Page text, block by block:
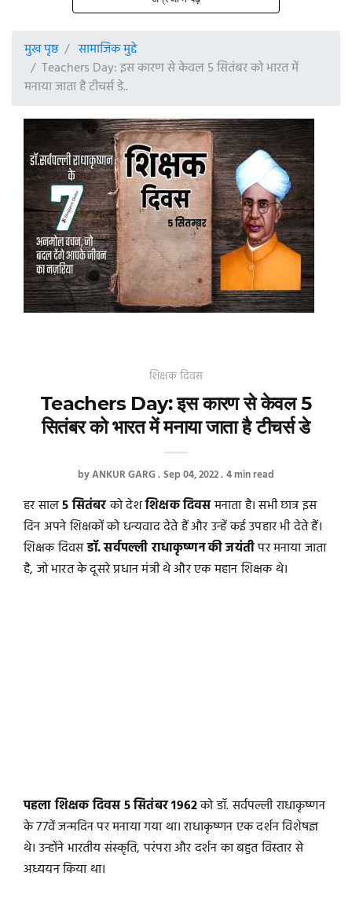
मुख पृष्ठ
सामाजिक मुद्दे
Teachers Day: इस कारण से केवल 5 सितंबर को भारत में
मनाया जाता है टीचर्स डे..
शिक्षक दिवस
Teachers Day: इस कारण से केवल 5
सितंबर को भारत में मनाया जाता है टीचर्स डे
byANKUR GARG Sep 04, 2022 4 min read
हर साल5 सितंबरको देशशिक्षक दिवसमनाता है। सभी छात्र इस
दिन अपने शिक्षकों को धन्यवाद देते हैं और उन्हें कई उपहार भी देते हैं।
शिक्षक दिवसडॉ. सर्वपल्ली राधाकृष्णन की जयंतीपर मनाया जाता
है, जो भारत के दूसरे प्रधान मंत्री थे और एक महान शिक्षक थे।
पहला शिक्षक दिवस 5 सितंबर 1962को डॉ. सर्वपल्ली राधाकृष्णन
के 77वें जन्मदिन पर मनाया गया था। राधाकृष्णन एक दर्शन विशेषज्ञ
थे। उन्होंने भारतीय संस्कृति, परंपरा और दर्शन का बहुत विस्तार से
अध्ययन किया था।